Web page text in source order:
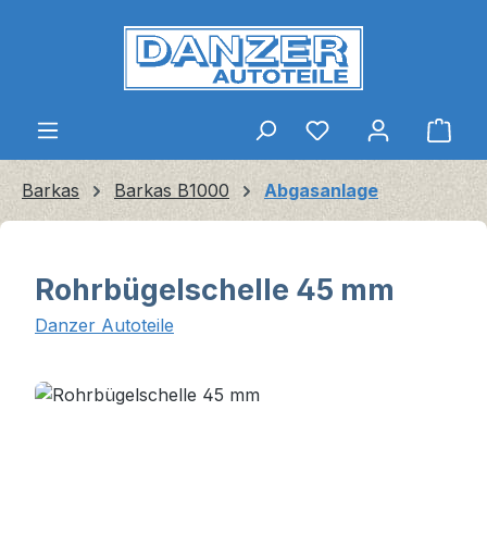
Zum Hauptinhalt springen
Barkas Barkas B1000 Abgasanlage
Rohrbügelschelle 45 mm
Danzer Autoteile
Bildergalerie überspringen